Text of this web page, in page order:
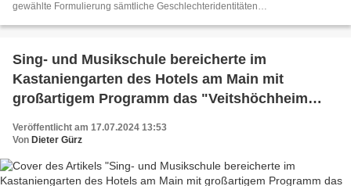
gewählte Formulierung sämtliche Geschlechteridentitäten
GVO ist ausschließlich Sache der Overblog-Hosting-Plattform. Ihre E-Mail-
Sing- und Musikschule bereicherte im
Kastaniengarten des Hotels am Main mit
großartigem Programm das "Veitshöchheim
Veröffentlicht am 17.07.2024 13:53
Von Dieter Gürz